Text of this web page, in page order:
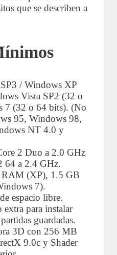
que se describen a
/ Windows XP
Vista SP2 (32 o
7 (32 o 64 bits). (No
95, Windows 98,
NT 4.0 y
2 Duo a 2.0 GHz
a 2.4 GHz.
(XP), 1.5 GB
7).
espacio libre.
extra para instalar
guardadas.
3D con 256 MB
9.0c y Shader